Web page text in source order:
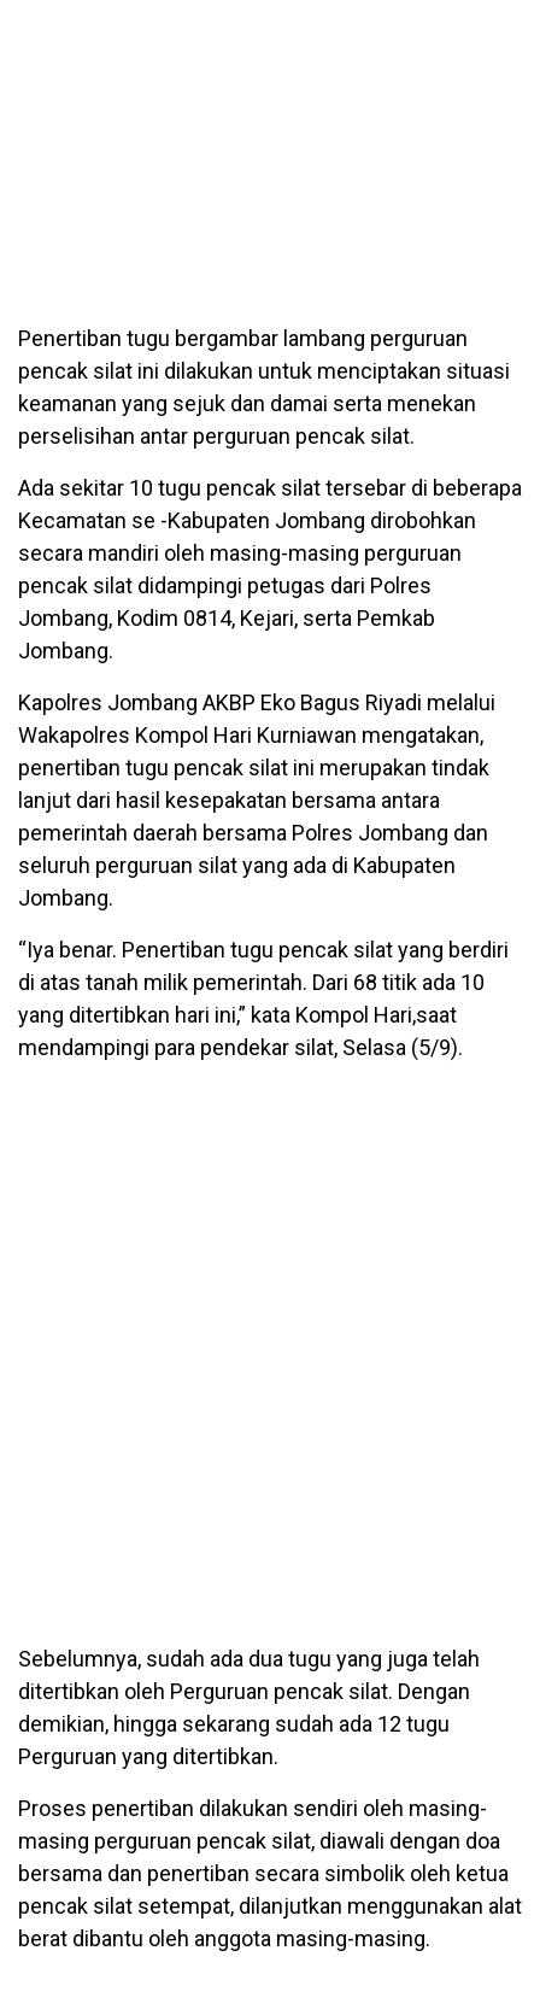
Penertiban tugu bergambar lambang perguruan
pencak silat ini dilakukan untuk menciptakan situasi
keamanan yang sejuk dan damai serta menekan
perselisihan antar perguruan pencak silat.
Ada sekitar 10 tugu pencak silat tersebar di beberapa
Kecamatan se -Kabupaten Jombang dirobohkan
secara mandiri oleh masing-masing perguruan
pencak silat didampingi petugas dari Polres
Jombang, Kodim 0814, Kejari, serta Pemkab
Jombang.
Kapolres Jombang AKBP Eko Bagus Riyadi melalui
Wakapolres Kompol Hari Kurniawan mengatakan,
penertiban tugu pencak silat ini merupakan tindak
lanjut dari hasil kesepakatan bersama antara
pemerintah daerah bersama Polres Jombang dan
seluruh perguruan silat yang ada di Kabupaten
Jombang.
“Iya benar. Penertiban tugu pencak silat yang berdiri
di atas tanah milik pemerintah. Dari 68 titik ada 10
yang ditertibkan hari ini,” kata Kompol Hari,saat
mendampingi para pendekar silat, Selasa (5/9).
Sebelumnya, sudah ada dua tugu yang juga telah
ditertibkan oleh Perguruan pencak silat. Dengan
demikian, hingga sekarang sudah ada 12 tugu
Perguruan yang ditertibkan.
Proses penertiban dilakukan sendiri oleh masing-
masing perguruan pencak silat, diawali dengan doa
bersama dan penertiban secara simbolik oleh ketua
pencak silat setempat, dilanjutkan menggunakan alat
berat dibantu oleh anggota masing-masing.